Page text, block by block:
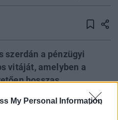
My Personal Information
szerdán a pénzügyi
vitáját, amelyben a
hosszas,
mentes szócsata alakult